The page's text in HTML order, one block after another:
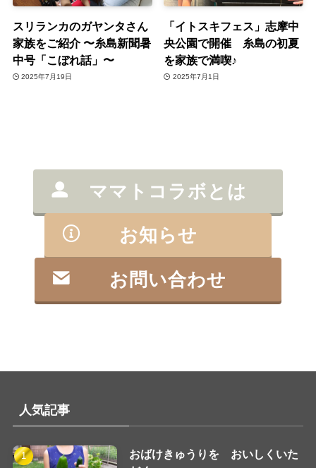
スリランカのガヤンタさん
家族をご紹介 〜糸島新聞暑
中号「こぼれ話」〜
2025年7月19日
「イトスキフェス」志摩中
央公園で開催 糸島の初夏
を家族で満喫♪
2025年7月1日
ママトコラボとは
お知らせ
お問い合わせ
人気記事
おばけきゅうりを おいしくいた